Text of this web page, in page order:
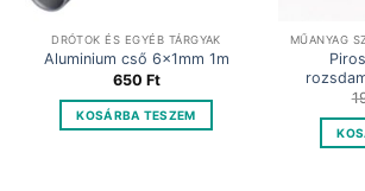
DRÓTOK ÉS EGYÉB TÁRGYAK
Aluminium cső 6x1mm 1m
650 Ft
KOSÁRBA TESZEM